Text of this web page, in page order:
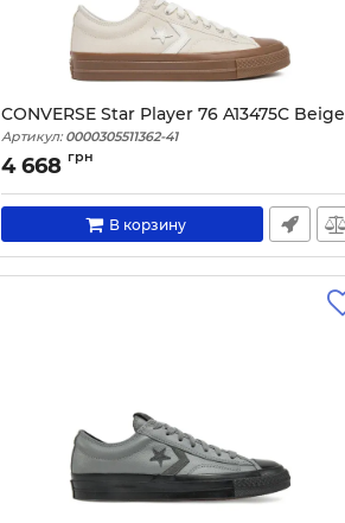
CONVERSE Star Player 76 A13475C Beige
Артикул: 0000305511362-41
4 668 грн
В корзину